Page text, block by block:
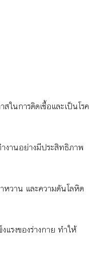
ในการติดเชื้อและเป็นโรค
งานอย่างมีประสิทธิภาพ
หวาน และความดันโลหิต
รงของร่างกาย ทำให้